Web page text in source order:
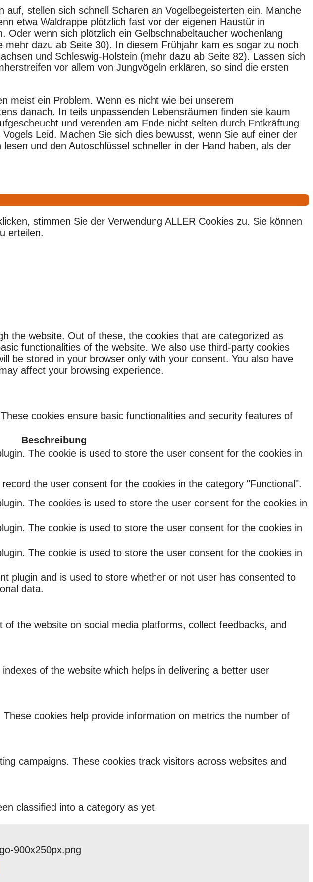
stellen sich schnell Scharen an Vogelbegeisterten ein. Manche
etwa Waldrappe plötzlich fast vor der eigenen Haustür in
wenn sich plötzlich ein Gelbschnabeltaucher wochenlang
dazu ab Seite 30). In diesem Frühjahr kam es sogar zu noch
und Schleswig-Holstein (mehr dazu ab Seite 82). Lassen sich
vor allem von Jungvögeln erklären, so sind die ersten
meist ein Problem. Wenn es nicht wie bei unserem
danach. In teils unpassenden Lebensräumen finden sie kaum
und verenden am Ende nicht selten durch Entkräftung
Leid. Machen Sie sich dies bewusst, wenn Sie auf einer der
und den Autoschlüssel schneller in der Hand haben, als der
stimmen Sie der Verwendung ALLER Cookies zu. Sie können
erteilen.
the website. Out of these, the cookies that are categorized as
functionalities of the website. We also use third-party cookies
be stored in your browser only with your consent. You also have
affect your browsing experience.
cookies ensure basic functionalities and security features of
Beschreibung
The cookie is used to store the user consent for the cookies in
the user consent for the cookies in the category "Functional".
The cookies is used to store the user consent for the cookies in
The cookie is used to store the user consent for the cookies in
The cookie is used to store the user consent for the cookies in
plugin and is used to store whether or not user has consented to
data.
the website on social media platforms, collect feedbacks, and
of the website which helps in delivering a better user
cookies help provide information on metrics the number of
campaigns. These cookies track visitors across websites and
classified into a category as yet.